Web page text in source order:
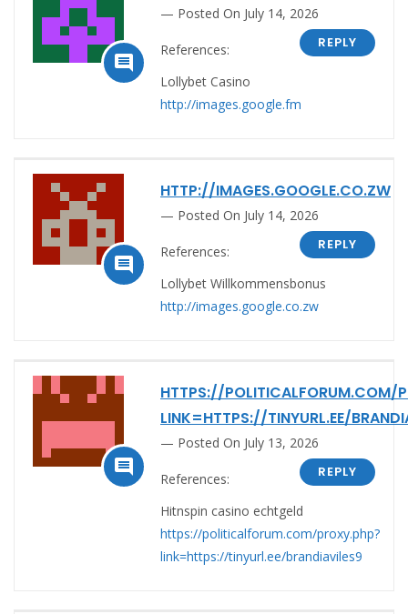

Posted On July 14, 2026
REPLY
References:
Lollybet Casino
http://images.google.fm

HTTP://IMAGES.GOOGLE.CO.ZW
Posted On July 14, 2026
REPLY
References:
Lollybet Willkommensbonus
http://images.google.co.zw

HTTPS://POLITICALFORUM.COM/
LINK=HTTPS://TINYURL.EE/
Posted On July 13, 2026
REPLY
References:
Hitnspin casino echtgeld
https://politicalforum.com/proxy.php?
link=https://tinyurl.ee/brandiaviles9